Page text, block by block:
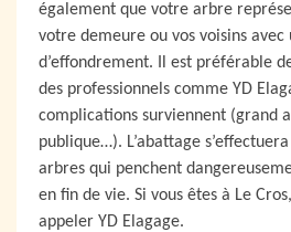
également que votre arbre
votre demeure ou vos voisins avec
d’effondrement. Il est préférable
des professionnels comme YD
complications surviennent (grand
publique…). L’abattage
arbres qui penchent
en fin de vie. Si vous êtes à Le
appeler YD Elagage.